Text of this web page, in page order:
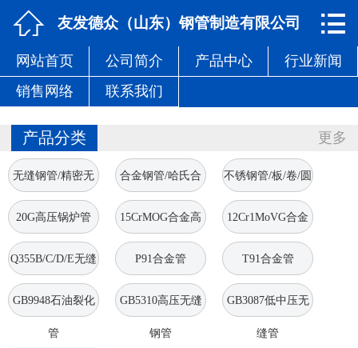
 网站首页
公司简介
销售网络
联系我们
 友发德众（山东）钢管制造有限公司 
网站首页 公司简介 产品中心
行业新闻
销售网络
联系我们
更多
产品分类
无缝钢管/精密无 合金钢管/哈氏合 不锈钢管/板/卷/圆
20G高压锅炉管 15CrMOG合金高
压管
12Cr1MoVG合金
高压管
Q355B/C/D/E无缝 P91合金管 T91合金管
GB9948石油裂化
管
GB5310高压无缝
钢管
GB3087低中压无
缝管